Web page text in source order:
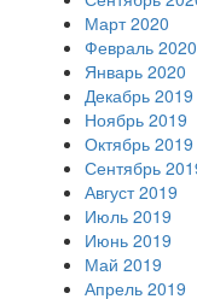
Март 2020
Февраль 2020
Январь 2020
Декабрь 2019
Ноябрь 2019
Октябрь 2019
Сентябрь
Август 2019
Июль 2019
Июнь 2019
Май 2019
Апрель 2019